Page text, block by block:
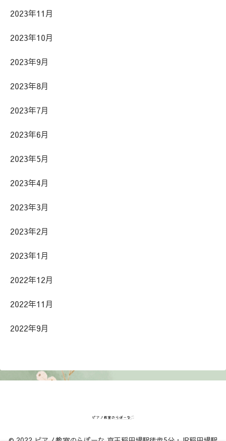
2023年11月
2023年10月
2023年9月
2023年8月
2023年7月
2023年6月
2023年5月
2023年4月
2023年3月
2023年2月
2023年1月
2022年12月
2022年11月
2022年9月